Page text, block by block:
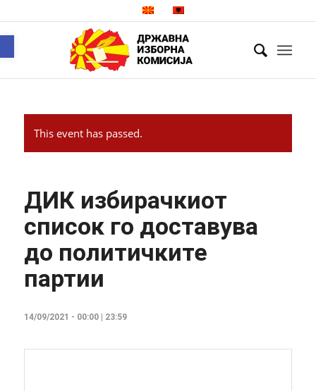
This event has passed.
ДИК избирачкиот
список го доставува
до политичките
партии
14/09/2021 - 00:00| 23:59
Open toolbar